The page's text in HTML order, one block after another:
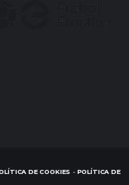
DE COOKIES - POLÍTICA DE